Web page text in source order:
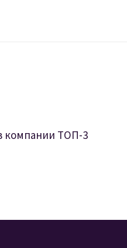
компании ТОП-3